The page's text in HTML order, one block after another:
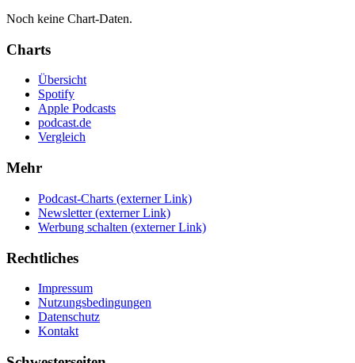
Noch keine Chart-Daten.
Charts
Übersicht
Spotify
Apple Podcasts
podcast.de
Vergleich
Mehr
Podcast-Charts (externer Link)
Newsletter (externer Link)
Werbung schalten (externer Link)
Rechtliches
Impressum
Nutzungsbedingungen
Datenschutz
Kontakt